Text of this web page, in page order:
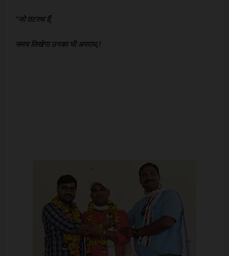
"जो तटस्थ हैं,
समय लिखेगा उनका भी अपराध,!